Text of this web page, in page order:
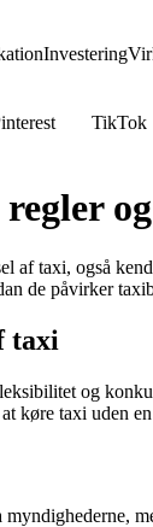
Investering
TikTok
taxi, også
de påvirker
taxi
og
køre taxi uden